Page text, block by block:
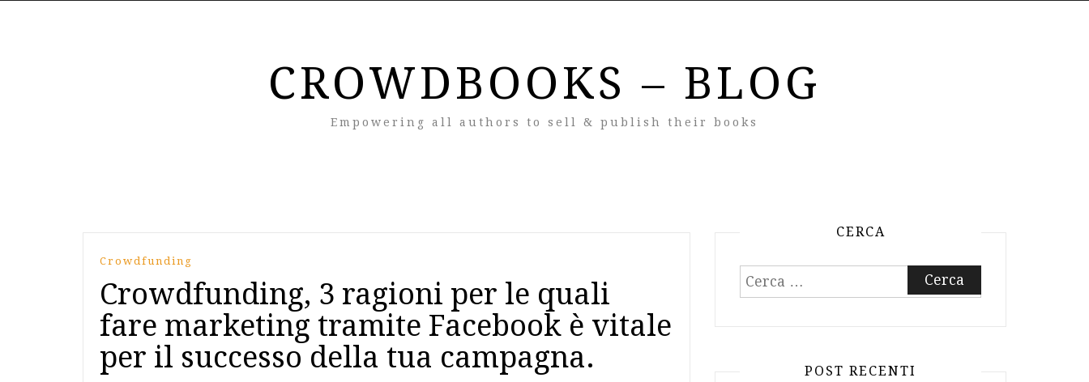
CROWDBOOKS – BLOG
Empowering all authors to sell & publish their books
Crowdfunding
Crowdfunding, 3 ragioni per le quali
fare marketing tramite Facebook è vitale
per il successo della tua campagna.
CERCA
Ricerca
per:
POST RECENTI